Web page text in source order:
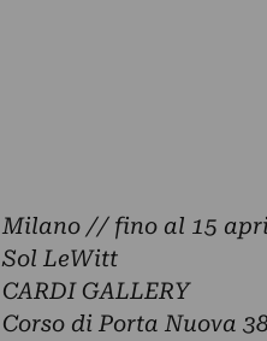
Milano // fino al 15
Sol LeWitt
CARDI GALLERY
Corso di Porta Nuova 38